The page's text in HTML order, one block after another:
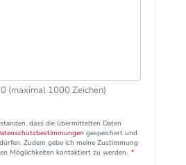
(maximal 1000 Zeichen)
dass die übermittelten Daten
gespeichert und
Zudem gebe ich meine Zustimmung
Möglichkeiten kontaktiert zu werden. *